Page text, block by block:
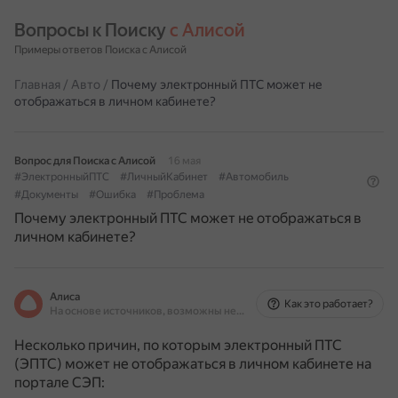
Вопросы к Поиску с Алисой
Примеры ответов Поиска с Алисой
Главная / Авто / Почему электронный ПТС может не
отображаться в личном кабинете?
Вопрос для Поиска с Алисой
16 мая
#ЭлектронныйПТС
#ЛичныйКабинет
#Автомобиль
#Документы
#Ошибка #Проблема
Почему электронный ПТС может не отображаться в
личном кабинете?
Алиса
На основе источников, возможны неточности
Как это работает?
Несколько причин, по которым электронный ПТС
(ЭПТС) может не отображаться в личном кабинете на
портале СЭП: